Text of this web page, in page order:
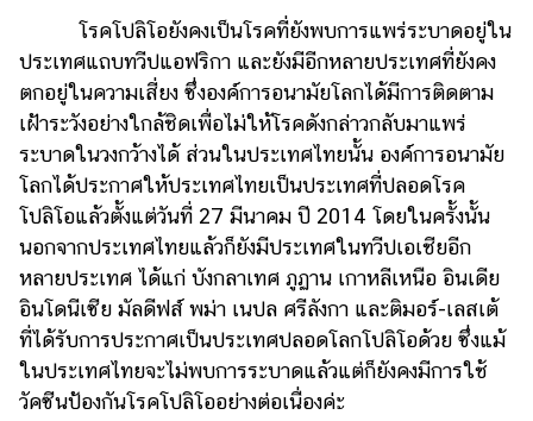
โรคโปลิโอยังคงเป็นโรคที่ยังพบการแพร่ระบาดอยู่ใน
ประเทศแถบทวีปแอฟริกา และยังมีอีกหลายประเทศที่ยังคง
ตกอยู่ในความเสี่ยง ซึ่งองค์การอนามัยโลกได้มีการติดตาม
เฝ้าระวังอย่างใกล้ชิดเพื่อไม่ให้โรคดังกล่าวกลับมาแพร่
ระบาดในวงกว้างได้ ส่วนในประเทศไทยนั้น องค์การอนามัย
โลกได้ประกาศให้ประเทศไทยเป็นประเทศที่ปลอดโรค
โปลิโอแล้วตั้งแต่วันที่ 27 มีนาคม ปี 2014 โดยในครั้งนั้น
นอกจากประเทศไทยแล้วก็ยังมีประเทศในทวีปเอเชียอีก
หลายประเทศ ได้แก่ บังกลาเทศ ภูฏาน เกาหลีเหนือ อินเดีย
อินโดนีเซีย มัลดีฟส์ พม่า เนปล ศรีลังกา และติมอร์-เลสเต้
ที่ได้รับการประกาศเป็นประเทศปลอดโลกโปลิโอด้วย ซึ่งแม้
ในประเทศไทยจะไม่พบการระบาดแล้วแต่ก็ยังคงมีการใช้
วัคซีนป้องกันโรคโปลิโออย่างต่อเนื่องค่ะ